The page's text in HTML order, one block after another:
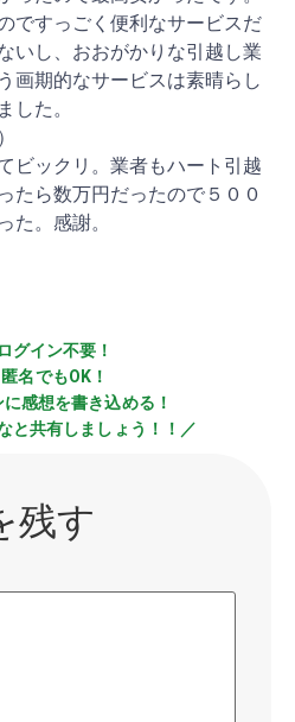
ですっごく便利なサービスだ
いし、おおがかりな引越し業
画期的なサービスは素晴らし
した。
ビックリ。業者もハート引越
たら数万円だったので５００
た。感謝。
グイン不要！
名でもOK！
感想を書き込める！
と共有しましょう！！／
残す